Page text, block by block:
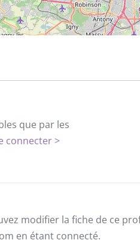
que par les
connecter >
modifier la fiche de ce
en étant connecté.